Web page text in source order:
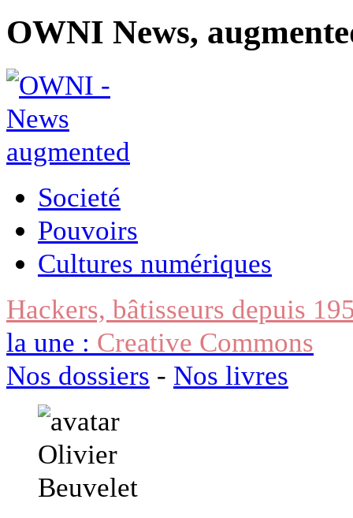
OWNI News,
Societé
Pouvoirs
Cultures numériques
Hackers, bâtisseurs depuis
la une : Creative Commons
Nos dossiers - Nos livres